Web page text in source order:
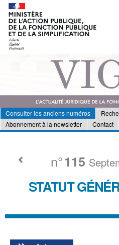
Consulter les anciens numéros
Abonnement à la newsletter
Contact
n°115
STATUT